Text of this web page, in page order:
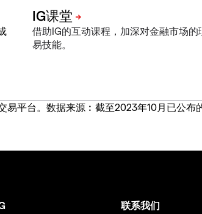
借助IG的互动课程，加深对金融市场的
易技能。
平台。数据来源︰截至2023年10月已公布
联系我们